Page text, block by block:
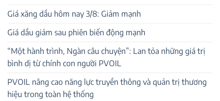
Giá xăng dầu hôm nay 3/8: Giảm mạnh
Giá dầu giảm sau phiên biến động mạnh
“Một hành trình, Ngàn câu chuyện”: Lan tỏa những giá trị
bình dị từ chính con người PVOIL
PVOIL nâng cao năng lực truyền thông và quản trị thương
hiệu trong toàn hệ thống